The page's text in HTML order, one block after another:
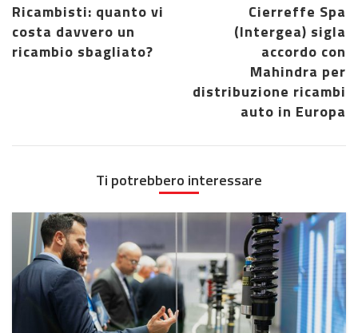
Ricambisti: quanto vi
costa davvero un
ricambio sbagliato?
Cierreffe Spa
(Intergea) sigla
accordo con
Mahindra per
distribuzione ricambi
auto in Europa
Ti potrebbero interessare